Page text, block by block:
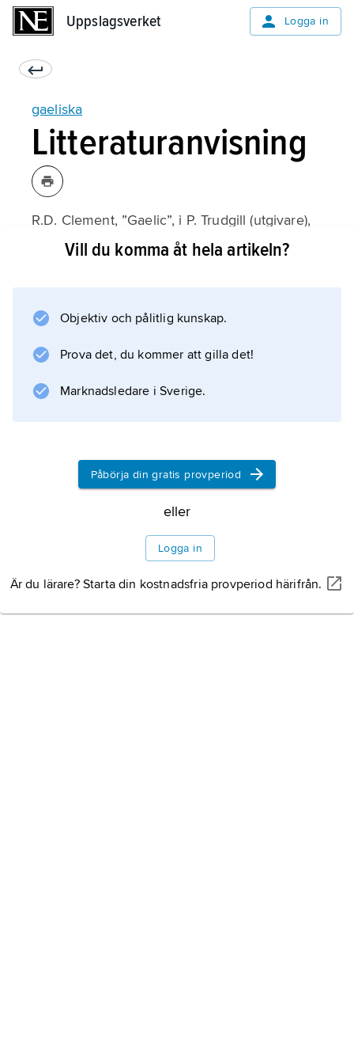
Uppslagsverket Logga in
gaeliska
Litteraturanvisning
R.D. Clement, ”Gaelic”, i P. Trudgill (utgivare),
Language in the British Isles
Vill du komma åt hela artikeln?
Objektiv och pålitlig kunskap.
Prova det, du kommer att gilla det!
Marknadsledare i Sverige.
Påbörja din gratis provperiod
eller
Logga in
Är du lärare? Starta din kostnadsfria provperiod härifrån.